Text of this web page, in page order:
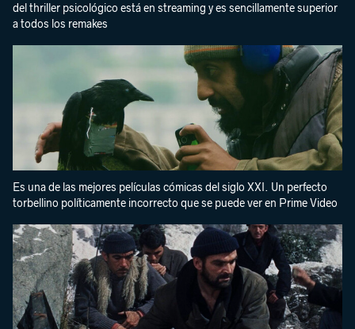
del thriller psicológico está en streaming y es sencillamente superior
a todos los remakes
Es una de las mejores películas cómicas del siglo XXI. Un perfecto
torbellino políticamente incorrecto que se puede ver en Prime Video